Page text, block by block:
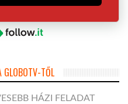
GLOBOTV-TŐL
HÁZI FELADAT